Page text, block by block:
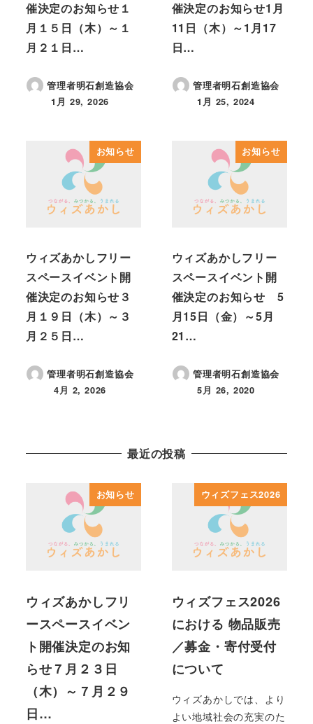
催決定のお知らせ１
月１５日（木）～１
月２１日…
管理者明石創造協会
投稿日
1月 29, 2026
催決定のお知らせ1月
11日（木）～1月17
日…
管理者明石創造協会
投稿日
1月 25, 2024
お知らせ
ウィズあかしフリー
スペースイベント開
催決定のお知らせ３
月１９日（木）～３
月２５日…
管理者明石創造協会
投稿日
4月 2, 2026
お知らせ
ウィズあかしフリー
スペースイベント開
催決定のお知らせ 5
月15日（金）～5月
21…
管理者明石創造協会
投稿日
5月 26, 2020
最近の投稿
お知らせ
ウィズあかしフリ
ースペースイベン
ト開催決定のお知
らせ７月２３日
（木）～７月２９
日…
ウィズフェス2026
ウィズフェス2026
における 物品販売
／募金・寄付受付
について
ウィズあかしでは、より
よい地域社会の充実のた